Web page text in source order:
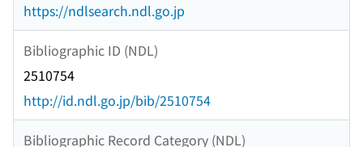
https://ndlsearch.ndl.go.jp
Bibliographic ID (NDL)
2510754
http://id.ndl.go.jp/bib/2510754
Bibliographic Record Category (NDL)